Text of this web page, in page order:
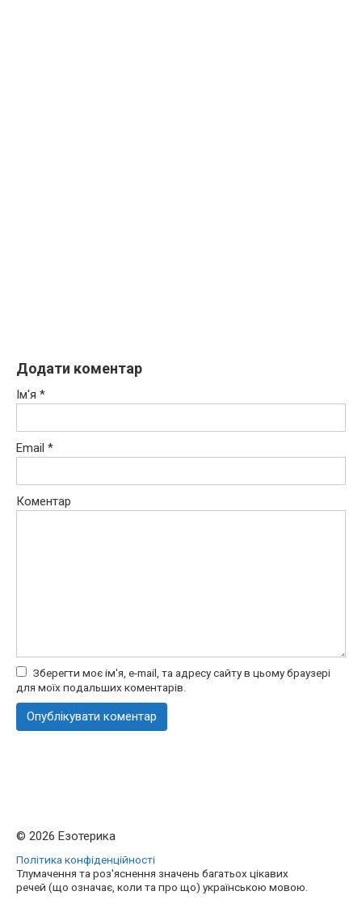
Додати коментар
Ім'я *
Email *
Коментар
Зберегти моє ім'я, e-mail, та адресу сайту в цьому браузері
для моїх подальших коментарів.
© 2026 Езотерика
Політика конфіденційності
Тлумачення та роз'яснення значень багатьох цікавих
речей (що означає, коли та про що) українською мовою.